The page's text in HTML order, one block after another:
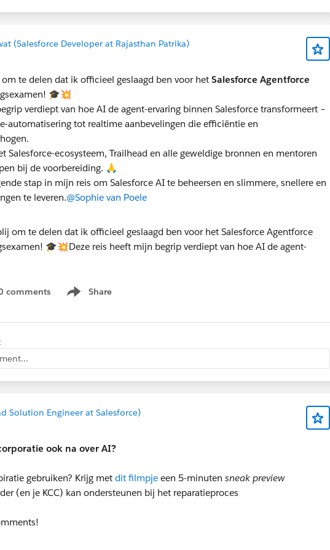
(Salesforce Developer at Rajasthan Patrika)
te delen dat ik officieel geslaagd ben voor het Salesforce Agentforce
🎓💥
verdiept van hoe AI de agent-ervaring binnen Salesforce transformeert –
automatisering tot realtime aanbevelingen die efficiëntie en
Salesforce-ecosysteem, Trailhead en alle geweldige bronnen en mentoren
bij de voorbereiding. 🙏
stap in mijn reis om Salesforce AI te beheersen en slimmere, snellere en
te leveren.@Sophie van Poele
comments Share
Show menu
Solution Engineer at Salesforce)
ook na over AI?
gebruiken? Krijg met dit filmpje een 5-minuten sneak preview
(en je KCC) kan ondersteunen bij het reparatieproces